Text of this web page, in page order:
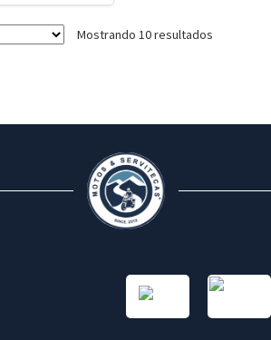
Mostrando 10 resultados